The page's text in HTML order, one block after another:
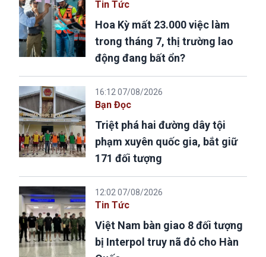
Tin Tức
Hoa Kỳ mất 23.000 việc làm
trong tháng 7, thị trường lao
động đang bất ổn?
16:12 07/08/2026
Bạn Đọc
Triệt phá hai đường dây tội
phạm xuyên quốc gia, bắt giữ
171 đối tượng
12:02 07/08/2026
Tin Tức
Việt Nam bàn giao 8 đối tượng
bị Interpol truy nã đỏ cho Hàn